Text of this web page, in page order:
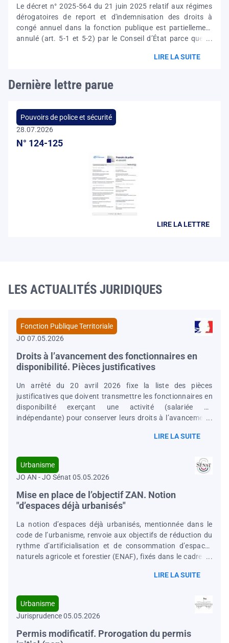
Le décret n° 2025-564 du 21 juin 2025 relatif aux régimes
dérogatoires de report et d'indemnisation des droits à
congé annuel dans la fonction publique est partiellement
annulé (art. 5-1 et 5-2) par le Conseil d’État parce que : -
sur le nombre de jours de congé dont il dispose et sur la
- n’est pas prévu non plus le droit au report des congés
annuels non pris lorsque le fonctionnaire a été empêché,
LIRE LA SUITE
Dernière lettre parue
Pouvoirs de police et sécurité
28.07.2026
N° 124-125
LIRE LA LETTRE
LES ACTUALITÉS JURIDIQUES
Fonction Publique Territoriale
JO 07.05.2026
Droits à l’avancement des fonctionnaires en
disponibilité. Pièces justificatives
Un arrêté du 20 avril 2026 fixe la liste des pièces
justificatives que doivent transmettre les fonctionnaires en
disponibilité exerçant une activité (salariée ou
indépendante) pour conserver leurs droits à l’avancement.
les modalités de transmission (notamment en cas d’activité
applicables aux trois fonctions publiques.
LIRE LA SUITE
Urbanisme
JO AN - JO Sénat 05.05.2026
Mise en place de l’objectif ZAN. Notion
"d’espaces déjà urbanisés"
La notion d’espaces déjà urbanisés, mentionnée dans le
code de l’urbanisme, renvoie aux objectifs de réduction du
rythme d’artificialisation et de consommation d’espaces
naturels agricole et forestier (ENAF), fixés dans le cadre de
dérèglement climatique et renforcement de la résilience
particulier, la consommation d’ENAF est définie à l’article
194 de la loi Climat et résilience comme « la création ou
l’extension effective d’espaces urbanisés sur le territoire
concerné ». Les espaces urbanisés peuvent être appréciés
LIRE LA SUITE
Urbanisme
Jurisprudence 05.05.2026
Permis modificatif. Prorogation du permis